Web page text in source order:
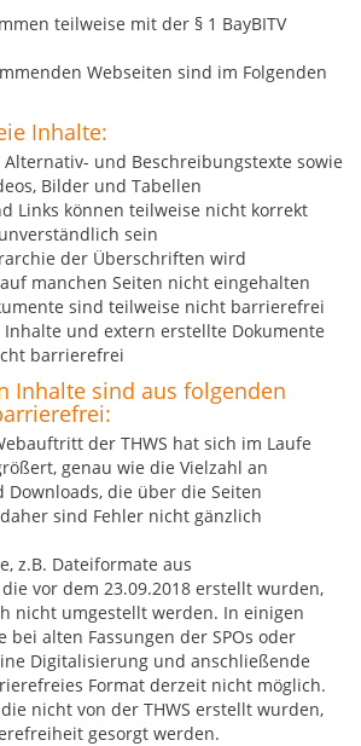
teilweise mit der § 1 BayBITV
Webseiten sind im Folgenden
Inhalte:
und Beschreibungstexte sowie
Bilder und Tabellen
Links können teilweise nicht korrekt
sein
der Überschriften wird
manchen Seiten nicht eingehalten
sind teilweise nicht barrierefrei
Inhalte und extern erstellte Dokumente
barrierefrei
Inhalte sind aus folgenden
der THWS hat sich im Laufe
genau wie die Vielzahl an
die über die Seiten
sind Fehler nicht gänzlich
z.B. Dateiformate aus
vor dem 23.09.2018 erstellt wurden,
nicht umgestellt werden. In einigen
bei alten Fassungen der SPOs oder
Digitalisierung und anschließende
Format derzeit nicht möglich.
nicht von der THWS erstellt wurden,
gesorgt werden.